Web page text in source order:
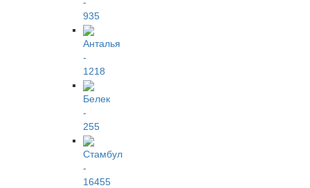
935
Анталья
-
1218
Белек
-
255
Стамбул
-
16455